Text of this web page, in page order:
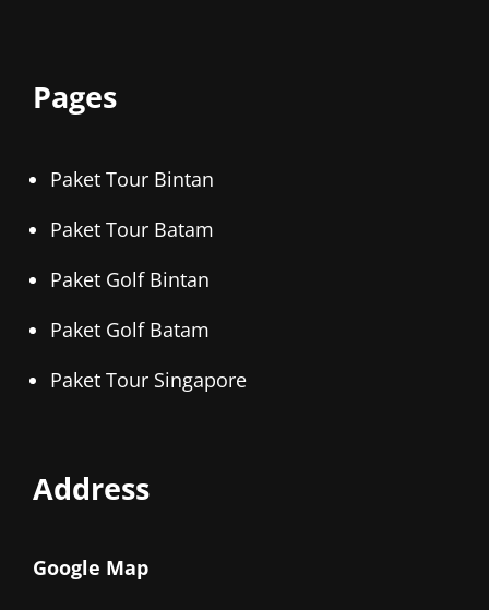
Pages
Paket Tour Bintan
Paket Tour Batam
Paket Golf Bintan
Paket Golf Batam
Paket Tour Singapore
Address
Google Map